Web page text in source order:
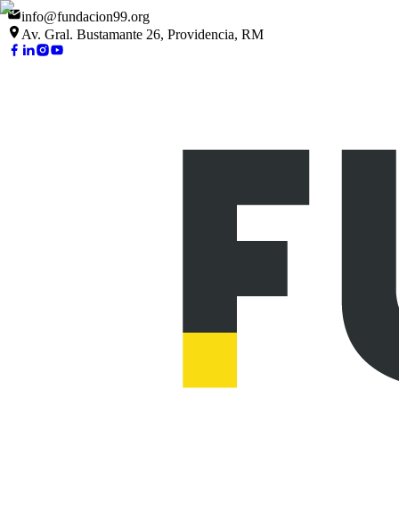
info@fundacion99.org
Av. Gral. Bustamante 26, Providencia, RM